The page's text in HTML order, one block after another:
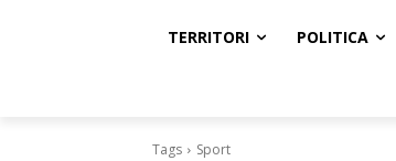
TERRITORI POLITICA
Tags Sport